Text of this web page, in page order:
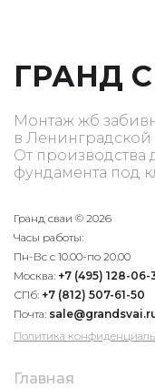
ГРАНД
Монтаж жб
в Ленинградской
От производства
фундамента под
Гранд сваи © 2026
Часы работы:
Пн-Вс с 10.00-по 20.00
Москва: +7 (495) 128-06-
СПб: +7 (812) 507-61-50
Почта:
Политика
Главная